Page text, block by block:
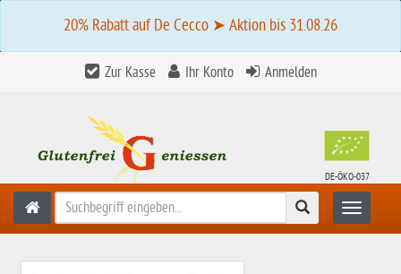
20% Rabatt auf De Cecco ➤ Aktion bis 31.08.26
Zur Kasse Ihr Konto Anmelden
DE-ÖKO-037
Suchen Toggle